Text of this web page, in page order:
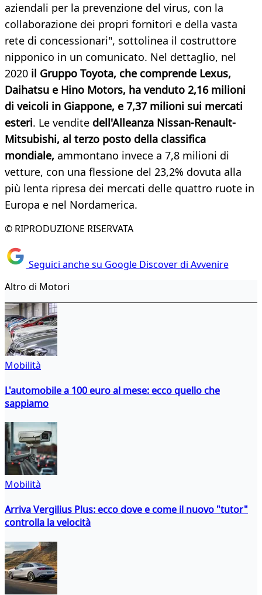
aziendali per la prevenzione del virus, con la
collaborazione dei propri fornitori e della vasta
rete di concessionari", sottolinea il costruttore
nipponico in un comunicato. Nel dettaglio, nel
2020 il Gruppo Toyota, che comprende Lexus,
Daihatsu e Hino Motors, ha venduto 2,16 milioni
di veicoli in Giappone, e 7,37 milioni sui mercati
esteri. Le vendite dell'Alleanza Nissan-Renault-
Mitsubishi, al terzo posto della classifica
mondiale, ammontano invece a 7,8 milioni di
vetture, con una flessione del 23,2% dovuta alla
più lenta ripresa dei mercati delle quattro ruote in
Europa e nel Nordamerica.
© RIPRODUZIONE RISERVATA
Seguici anche su Google Discover di Avvenire
Altro di Motori
Mobilità
L'automobile a 100 euro al mese: ecco quello che
sappiamo
Mobilità
Arriva Vergilius Plus: ecco dove e come il nuovo "tutor"
controlla la velocità